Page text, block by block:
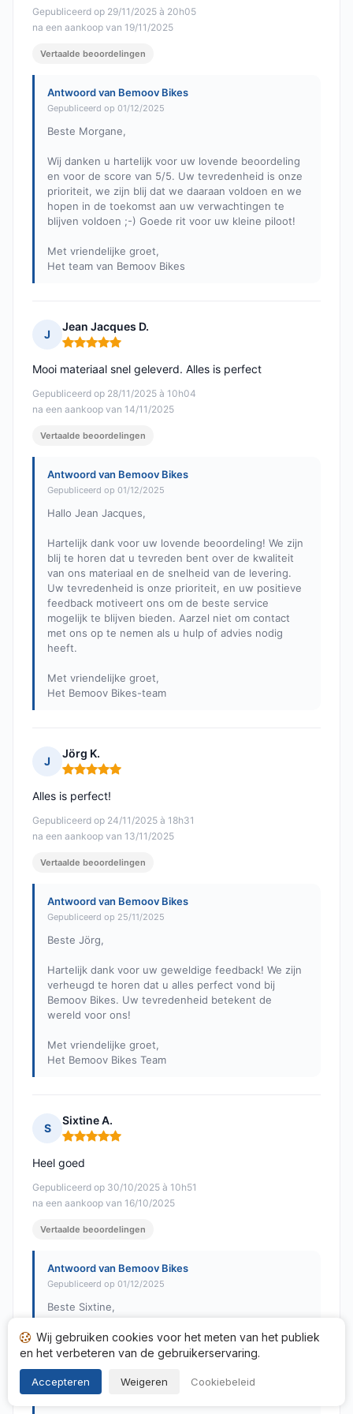
Gepubliceerd op 29/11/2025 à 20h05
na een aankoop van 19/11/2025
Vertaalde beoordelingen
Antwoord van Bemoov Bikes
Gepubliceerd op 01/12/2025
Beste Morgane,
Wij danken u hartelijk voor uw lovende beoordeling
en voor de score van 5/5. Uw tevredenheid is onze
prioriteit, we zijn blij dat we daaraan voldoen en we
hopen in de toekomst aan uw verwachtingen te
blijven voldoen ;-) Goede rit voor uw kleine piloot!
Met vriendelijke groet,
Het team van Bemoov Bikes
J
Jean Jacques D.
Opmerking: 5 van 5
Gepubliceerd op 28/11/2025 à 10h04
na een aankoop van 14/11/2025
Mooi materiaal snel geleverd. Alles is perfect
Vertaalde beoordelingen
Antwoord van Bemoov Bikes
Gepubliceerd op 01/12/2025
Hallo Jean Jacques,
Hartelijk dank voor uw lovende beoordeling! We zijn
blij te horen dat u tevreden bent over de kwaliteit
van ons materiaal en de snelheid van de levering.
Uw tevredenheid is onze prioriteit, en uw positieve
feedback motiveert ons om de beste service
mogelijk te blijven bieden. Aarzel niet om contact
met ons op te nemen als u hulp of advies nodig
heeft.
Met vriendelijke groet,
Het Bemoov Bikes-team
J
Jörg K.
Opmerking: 5 van 5
Gepubliceerd op 24/11/2025 à 18h31
na een aankoop van 13/11/2025
Alles is perfect!
Vertaalde beoordelingen
Antwoord van Bemoov Bikes
Gepubliceerd op 25/11/2025
Beste Jörg,
Hartelijk dank voor uw geweldige feedback! We zijn
verheugd te horen dat u alles perfect vond bij
Bemoov Bikes. Uw tevredenheid betekent de
wereld voor ons!
Met vriendelijke groet,
Het Bemoov Bikes Team
S
Sixtine A.
Opmerking: 5 van 5
Gepubliceerd op 30/10/2025 à 10h51
na een aankoop van 16/10/2025
Heel goed
Vertaalde beoordelingen
Antwoord van Bemoov Bikes
Gepubliceerd op 01/12/2025
Beste Sixtine,
Hartelijk dank voor uw positieve beoordeling en uw
score van 5/5. We zijn blij te horen dat u tevreden
was met uw ervaring met Bemoov Bikes. Aarzel niet
om contact met ons op te nemen voor eventuele
vragen of toekomstige behoeften.
Wij gebruiken cookies voor het meten van het publiek
en het verbeteren van de gebruikerservaring.
Accepteren Weigeren Cookiebeleid